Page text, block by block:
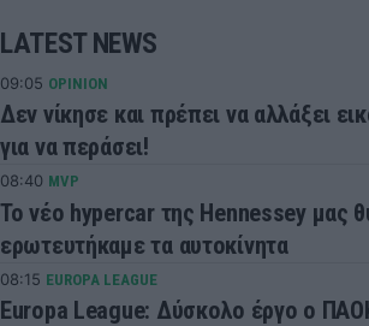
LATEST NEWS
09:05 OPINION
Δεν νίκησε και πρέπει να αλλάξει
για να περάσει!
08:40 MVP
Το νέο hypercar της Hennessey μας
ερωτευτήκαμε τα αυτοκίνητα
08:15 EUROPA LEAGUE
Europa League: Δύσκολο έργο ο